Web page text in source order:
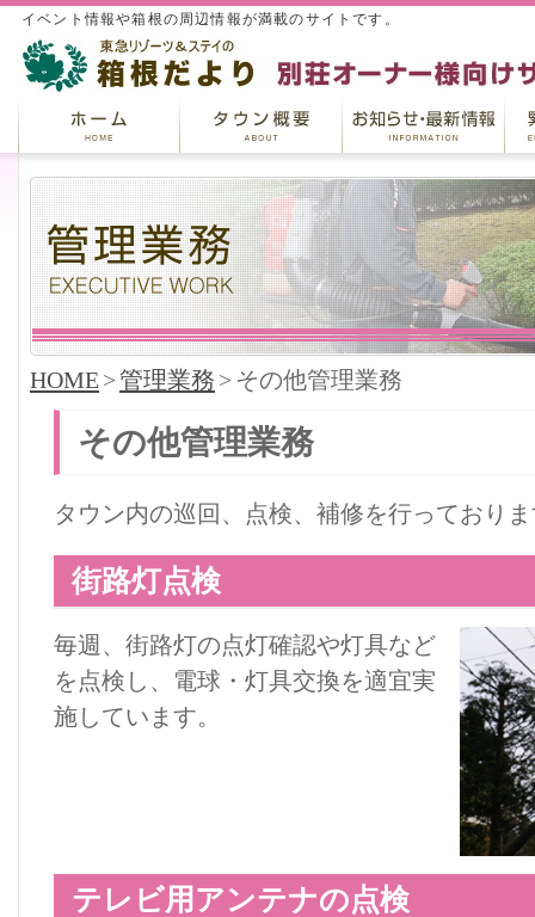
イベント情報や箱根の周辺情報が満載のサイトです。
HOME>管理業務 >その他管理業務
その他管理業務
タウン内の巡回、点検、補修を行っており
街路灯点検
毎週、街路灯の点灯確認や灯具など
を点検し、電球・灯具交換を適宜実
施しています。
テレビ用アンテナの点検